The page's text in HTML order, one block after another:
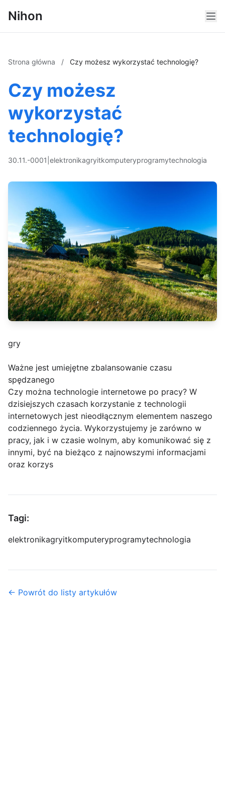
Nihon
Strona główna / Czy możesz wykorzystać technologię?
Czy możesz
wykorzystać
technologię?
30.11.-0001 elektronikagryitkomputeryprogramytechnologia
gry
Ważne jest umiejętne zbalansowanie czasu
spędzanego
Czy można technologie internetowe po pracy? W
dzisiejszych czasach korzystanie z technologii
internetowych jest nieodłącznym elementem naszego
codziennego życia. Wykorzystujemy je zarówno w
pracy, jak i w czasie wolnym, aby komunikować się z
innymi, być na bieżąco z najnowszymi informacjami
oraz korzys
Tagi:
elektronikagryitkomputeryprogramytechnologia
← Powrót do listy artykułów